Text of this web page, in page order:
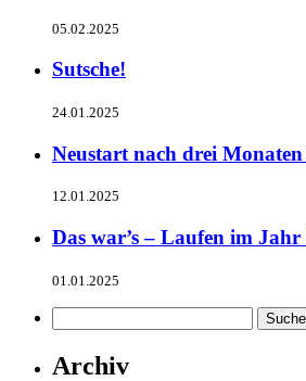
05.02.2025
Sutsche!
24.01.2025
Neustart nach drei
12.01.2025
Das war’s – Laufen im Jahr
01.01.2025
Archiv